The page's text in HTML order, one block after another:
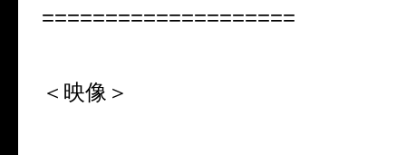
====================
＜映像＞